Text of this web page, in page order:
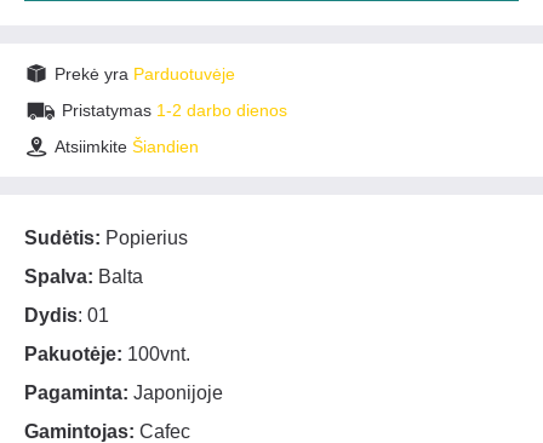
Prekė yra Parduotuvėje
Pristatymas 1-2 darbo dienos
Atsiimkite Šiandien
Sudėtis: Popierius
Spalva: Balta
Dydis: 01
Pakuotėje: 100vnt.
Pagaminta: Japonijoje
Gamintojas: Cafec